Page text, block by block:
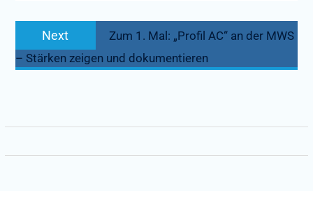
Next
post:
Zum 1. Mal: „Profil AC“ an der MWS
– Stärken zeigen und dokumentieren